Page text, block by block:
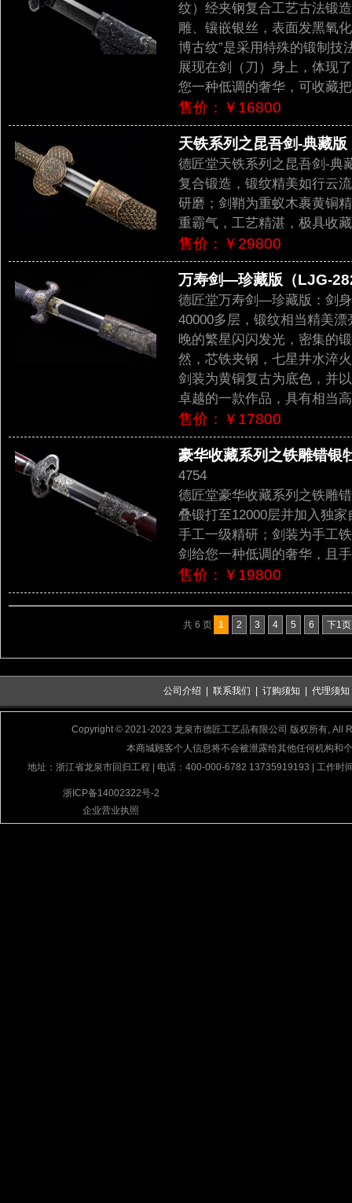
纹）经夹钢复合工艺古法锻
雕、镶嵌银丝，表面发黑氧
博古纹”是采用特殊的锻制技
展现在剑（刀）身上，体现
您一种低调的奢华，可收藏
售价：￥16800
天铁系列之昆吾剑-典藏
德匠堂天铁系列之昆吾剑-典
复合锻造，锻纹精美如行云
研磨；剑鞘为重蚁木裹黄铜
重霸气，工艺精湛，极具收
售价：￥29800
万寿剑—珍藏版（LJG-
德匠堂万寿剑—珍藏版：剑
40000多层，锻纹相当精美
晚的繁星闪闪发光，密集的
然，芯铁夹钢，七星井水淬
剑装为黄铜复古为底色，并
卓越的一款作品，具有相当
售价：￥17800
豪华收藏系列之铁雕错银
4754
德匠堂豪华收藏系列之铁雕
叠锻打至12000层并加入独
手工一级精研；剑装为手工
剑给您一种低调的奢华，且
售价：￥19800
共 6 页 1 2 3 4 5 6 下1页
公司介绍 联系我们 订购须知 代理须知
Copyright © 2021-2023 龙泉市德匠工艺品有限公司 版权所有, All
本商城顾客个人信息将不会被泄露给其他任何机构和
地址：浙江省龙泉市回归工程 | 电话：400-000-6782 13735919193 | 工作时
浙ICP备14002322号-2
企业营业执照